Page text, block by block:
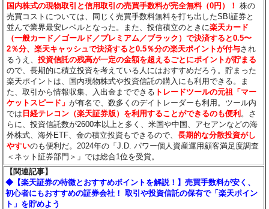
国内株式の現物取引と信用取引の売買手数料が完全無料（0円）！ 株の
売買コストについては、同じく売買手数料無料を打ち出したSBI証券と
並んで業界最安レベルとなった。また、投信積立のときに楽天カード
（一般カード／ゴールド／プレミアム／ブラック）で決済すると0.5〜
2％分、楽天キャッシュで決済すると0.5％分の楽天ポイントが付与され
るうえ、投資信託の残高が一定の金額を超えるごとにポイントが貯まる
ので、長期的に積立投資を考えている人にはおすすめだろう。貯まった
楽天ポイントは、国内現物株式や投資信託の購入にも利用できる。ま
た、取引から情報収集、入出金までできる トレードツールの元祖「マー
ケットスピード」が有名で、数多くのデイトレーダーも利用。ツール内
では 日経テレコン（楽天証券版）を利用することができるのも便利 。さ
らに、投資信託数が2600本以上と多く、米国や中国、アセアンなどの海
外株式、海外ETF、金の積立投資もできるので、長期的な分散投資がし
やすいのも便利だ。2024年の「J.D. パワー個人資産運用顧客満足度調査
＜ネット証券部門＞」では総合1位を受賞。
【関連記事】
◆【楽天証券の特徴とおすすめポイントを解説！】売買手数料が安く、
初心者にもおすすめの証券会社！ 取引や投資信託の保有で「楽天ポイン
ト」を貯めよう